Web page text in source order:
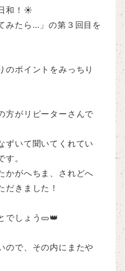
和！☀
みたら…」の第３回目を
のポイントをみっちり
方がリピーターさんで
ずいて聞いてくれてい
。
かがへちま、されどへ
だきました！
でしょう🥒👑
ので、その内にまたや